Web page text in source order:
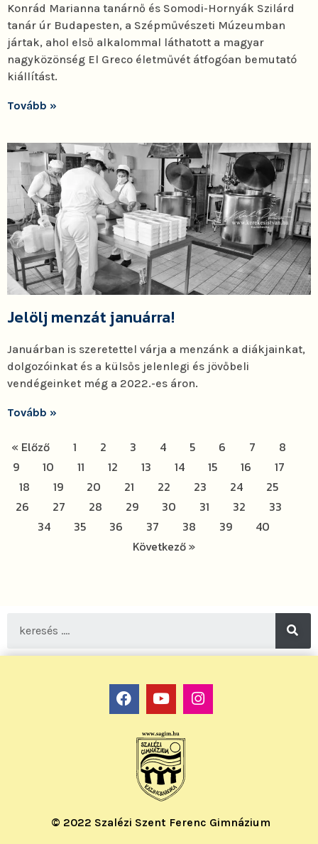
Konrád Marianna tanárnő és Somodi-Hornyák Szilárd
tanár úr Budapesten, a Szépművészeti Múzeumban
jártak, ahol első alkalommal láthatott a magyar
nagyközönség El Greco életművét átfogóan bemutató
kiállítást.
Tovább »
Jelölj menzát januárra!
Januárban is szeretettel várja a menzánk a diákjainkat,
dolgozóinkat és a külsős jelenlegi és jövőbeli
vendégeinket még a 2022.-es áron.
Tovább »
« Előző 1 2 3 4 5 6 7
8
9
10 11 12 13 14 15 16
17
18
19 20 21 22 23 24
25
26
27 28 29 30 31 32
33
34
35 36 37 38 39
40
Következő »
© 2022 Szalézi Szent Ferenc Gimnázium